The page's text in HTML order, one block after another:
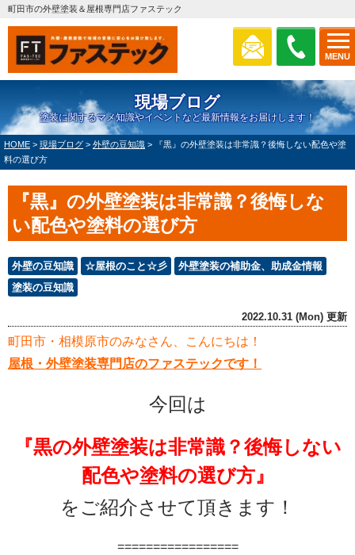
MENU
町田市の外壁塗装＆屋根専門店ファステック
現場ブログ
塗装に関するマメ知識やイベントなど最新情報をお届けします！
HOME > 現場ブログ > 外壁の豆知識 >
『黒』の外壁塗装は非常識？後悔しない配色や塗
料の選び方
『黒』の外壁塗装は非常識？後悔しな
い配色や塗料の選び方
外壁の豆知識 ☆屋根のこと☆彡
外壁塗装の補助金、助成金情報
塗装の豆知識
2022.10.31 (Mon) 更新
町田市・相模原市のみなさん、こんにちは！
屋根・外壁塗装専門店のファステックです！
今回は
『黒の外壁塗装は非常識？後悔しない
配色や塗料の選び方』
をご紹介させて頂きます！
=================